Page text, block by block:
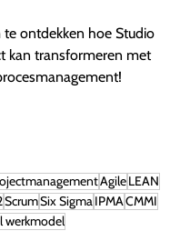
ontdekken hoe Studio
kan transformeren met
AgileLEAN
ScrumSix SigmaIPMACMMI
werkmodel